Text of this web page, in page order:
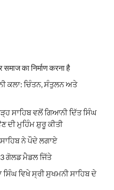
का निर्माण करना है
ਕਲਾ: ਚਿੰਤਨ, ਸੰਤੁਲਨ ਅਤੇ
ਸਾਹਿਬ ਵਲੋਂ ਗਿਆਨੀ ਦਿੱਤ ਸਿੰਘ
ਦੀ ਮੁਹਿੰਮ ਸ਼ੁਰੂ ਕੀਤੀ
ਨੇ ਪੌਦੇ ਲਗਾਏ
ਗੋਲਡ ਮੈਡਲ ਜਿੱਤੇ
ਵਿਖੇ ਸ੍ਰੀ ਸੁਖਮਨੀ ਸਾਹਿਬ ਦੇ